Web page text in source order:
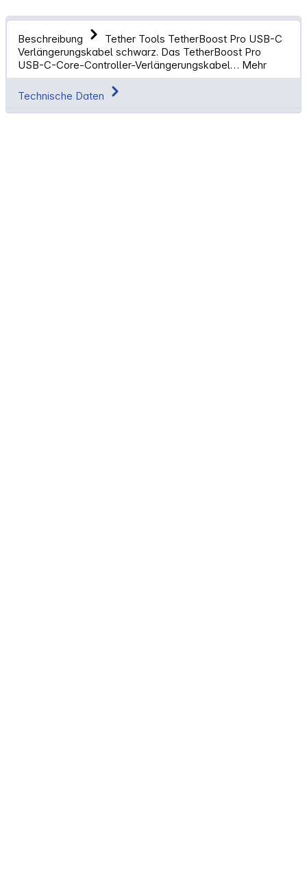
Beschreibung
Tether Tools TetherBoost Pro USB-C
Verlängerungskabel schwarz. Das TetherBoost Pro
USB-C-Core-Controller-Verlängerungskabel… Mehr
Technische Daten